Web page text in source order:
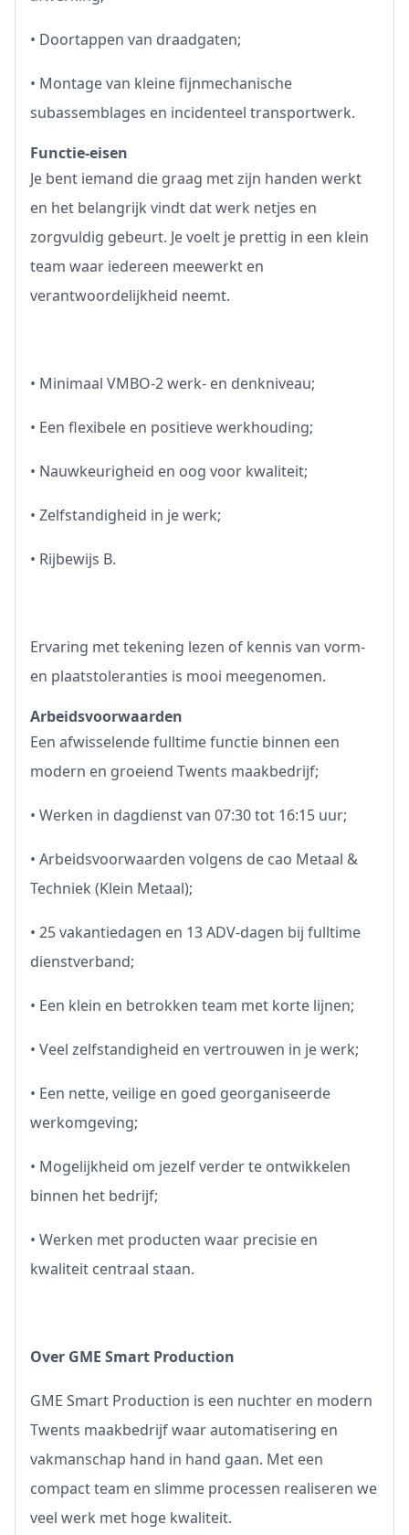
• Doortappen van draadgaten;
• Montage van kleine fijnmechanische
subassemblages en incidenteel transportwerk.
Functie-eisen
Je bent iemand die graag met zijn handen werkt
en het belangrijk vindt dat werk netjes en
zorgvuldig gebeurt. Je voelt je prettig in een klein
team waar iedereen meewerkt en
verantwoordelijkheid neemt.
• Minimaal VMBO-2 werk- en denkniveau;
• Een flexibele en positieve werkhouding;
• Nauwkeurigheid en oog voor kwaliteit;
• Zelfstandigheid in je werk;
• Rijbewijs B.
Ervaring met tekening lezen of kennis van vorm-
en plaatstoleranties is mooi meegenomen.
Arbeidsvoorwaarden
Een afwisselende fulltime functie binnen een
modern en groeiend Twents maakbedrijf;
• Werken in dagdienst van 07:30 tot 16:15 uur;
• Arbeidsvoorwaarden volgens de cao Metaal &
Techniek (Klein Metaal);
• 25 vakantiedagen en 13 ADV-dagen bij fulltime
dienstverband;
• Een klein en betrokken team met korte lijnen;
• Veel zelfstandigheid en vertrouwen in je werk;
• Een nette, veilige en goed georganiseerde
werkomgeving;
• Mogelijkheid om jezelf verder te ontwikkelen
binnen het bedrijf;
• Werken met producten waar precisie en
kwaliteit centraal staan.
Over GME Smart Production
GME Smart Production is een nuchter en modern
Twents maakbedrijf waar automatisering en
vakmanschap hand in hand gaan. Met een
compact team en slimme processen realiseren we
veel werk met hoge kwaliteit.